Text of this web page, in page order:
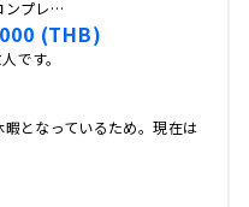
ンプレ…
(THB)
です。
となっているため。現在は